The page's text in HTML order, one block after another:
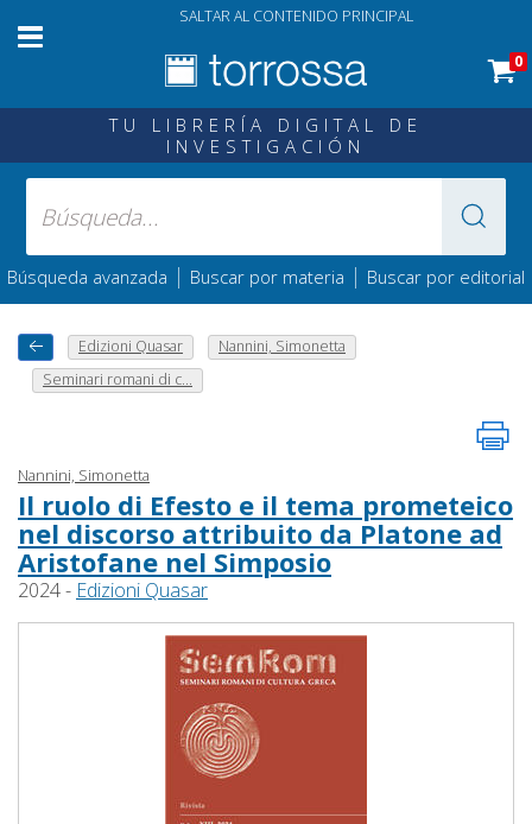
SALTAR AL CONTENIDO PRINCIPAL
0
TU LIBRERÍA DIGITAL DE
INVESTIGACIÓN
Búsqueda avanzada | Buscar por materia | Buscar por editorial
Edizioni Quasar
Nannini, Simonetta
Seminari romani di c...
Nannini, Simonetta
Il ruolo di Efesto e il tema prometeico
nel discorso attribuito da Platone ad
Aristofane nel Simposio
2024 - Edizioni Quasar